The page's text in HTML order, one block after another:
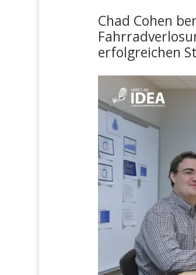
Chad Cohen
erfolgreichen